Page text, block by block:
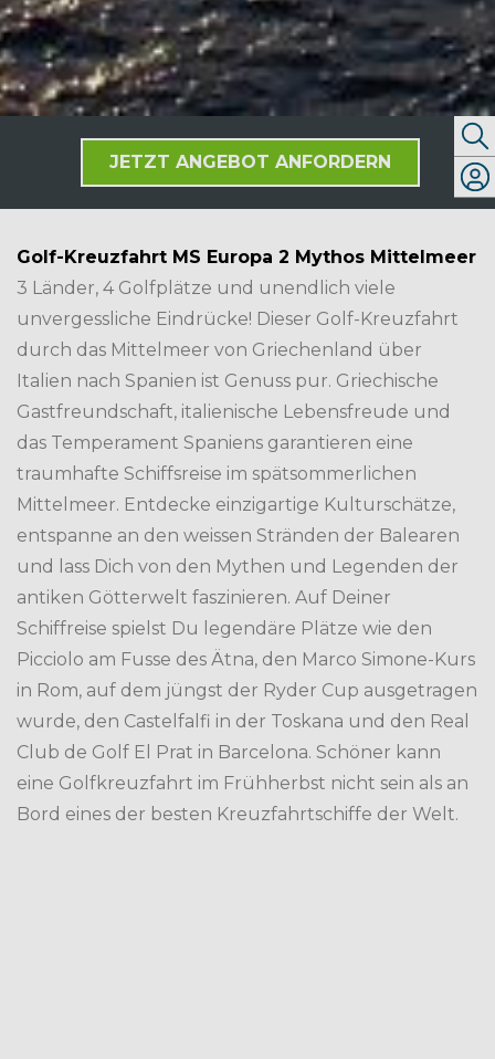
JETZT ANGEBOT ANFORDERN
Golf-Kreuzfahrt MS Europa 2 Mythos Mittelmeer
3 Länder, 4 Golfplätze und unendlich viele
unvergessliche Eindrücke! Dieser Golf-Kreuzfahrt
durch das Mittelmeer von Griechenland über
Italien nach Spanien ist Genuss pur. Griechische
Gastfreundschaft, italienische Lebensfreude und
das Temperament Spaniens garantieren eine
traumhafte Schiffsreise im spätsommerlichen
Mittelmeer. Entdecke einzigartige Kulturschätze,
entspanne an den weissen Stränden der Balearen
und lass Dich von den Mythen und Legenden der
antiken Götterwelt faszinieren. Auf Deiner
Schiffreise spielst Du legendäre Plätze wie den
Picciolo am Fusse des Ätna, den Marco Simone-Kurs
in Rom, auf dem jüngst der Ryder Cup ausgetragen
wurde, den Castelfalfi in der Toskana und den Real
Club de Golf El Prat in Barcelona. Schöner kann
eine Golfkreuzfahrt im Frühherbst nicht sein als an
Bord eines der besten Kreuzfahrtschiffe der Welt.